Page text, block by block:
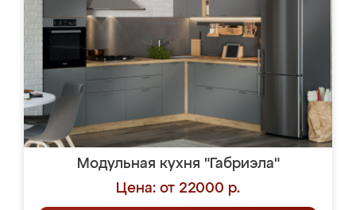
Модульная кухня "Габриэла"
Цена: от 22000 р.